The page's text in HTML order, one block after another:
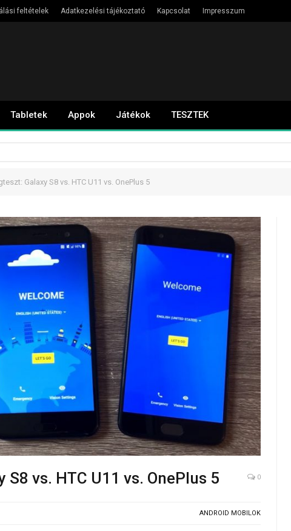
feltételek Adatkezelési tájékoztató Kapcsolat Impresszum
Tabletek Appok Játékok TESZTEK
Galaxy S8 vs. HTC U11 vs. OnePlus 5
S8 vs. HTC U11 vs. OnePlus 5 0
ANDROID MOBILOK